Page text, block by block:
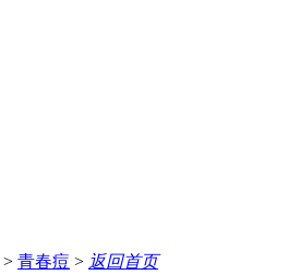
> 青春痘 > 返回首页